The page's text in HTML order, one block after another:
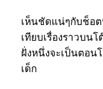
เห็นชัดแน่ๆกับช็อต
เทียบเรื่องราวบน
ฝั่งหนึ่งจะเป็นตอน
เด็ก